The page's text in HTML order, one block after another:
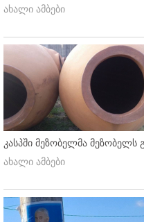
ახალი ამბები
კასპში მეზობელმა მეზობელს
ახალი ამბები